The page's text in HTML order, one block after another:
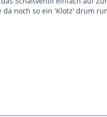
noch so ein 'Klotz' drum